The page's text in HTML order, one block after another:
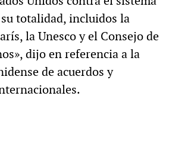
totalidad, incluidos la
la Unesco y el Consejo de
dijo en referencia a la
de acuerdos y